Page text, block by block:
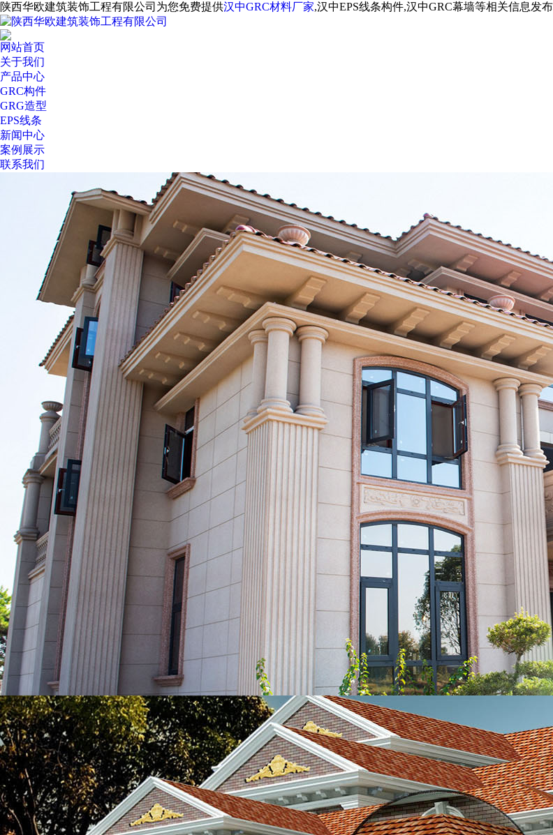
陕西华欧建筑装饰工程有限公司为您免费提供汉中GRC材料厂家,汉中EPS线条构件,汉中GRC幕墙等相关信息发
网站首页
关于我们
产品中心
GRC构件
GRG造型
EPS线条
新闻中心
案例展示
联系我们